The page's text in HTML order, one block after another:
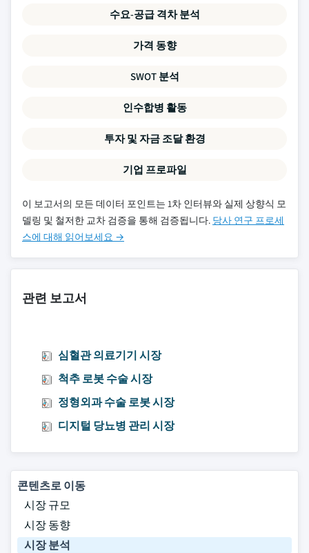
수요-공급 격차 분석
가격 동향
SWOT 분석
인수합병 활동
투자 및 자금 조달 환경
기업 프로파일
이 보고서의 모든 데이터 포인트는 1차 인터뷰와 실제 상향식 모
델링 및 철저한 교차 검증을 통해 검증됩니다. 당사 연구 프로세
스에 대해 읽어보세요 →
관련 보고서
심혈관 의료기기 시장
척추 로봇 수술 시장
정형외과 수술 로봇 시장
디지털 당뇨병 관리 시장
콘텐츠로 이동
시장 규모
시장 동향
시장 분석